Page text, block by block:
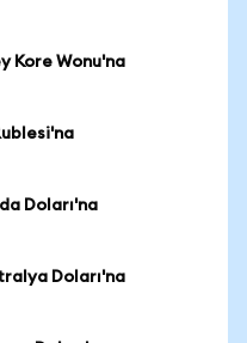
Kore Wonu'na
Doları'na
Doları'na